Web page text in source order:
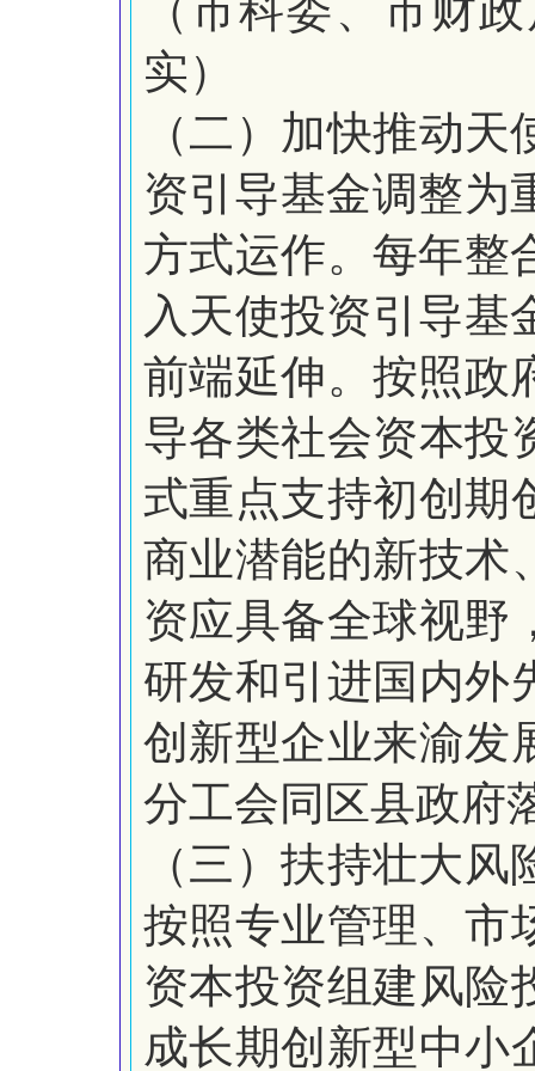
（市科委、市财
实）
（二）加快推动
资引导基金调整为
方式运作。 每年整
入天使投资引导基
前端延伸。按照政
导各类社会资本投
式重点支持初创期
商业潜能的新技术
资应具备全球视野
研发和引进国内外
创新型企业来渝发
分工会同区县政府
（三）扶持壮大风
按照专业管理、市
资本投资组建风险
成长期创新型中小